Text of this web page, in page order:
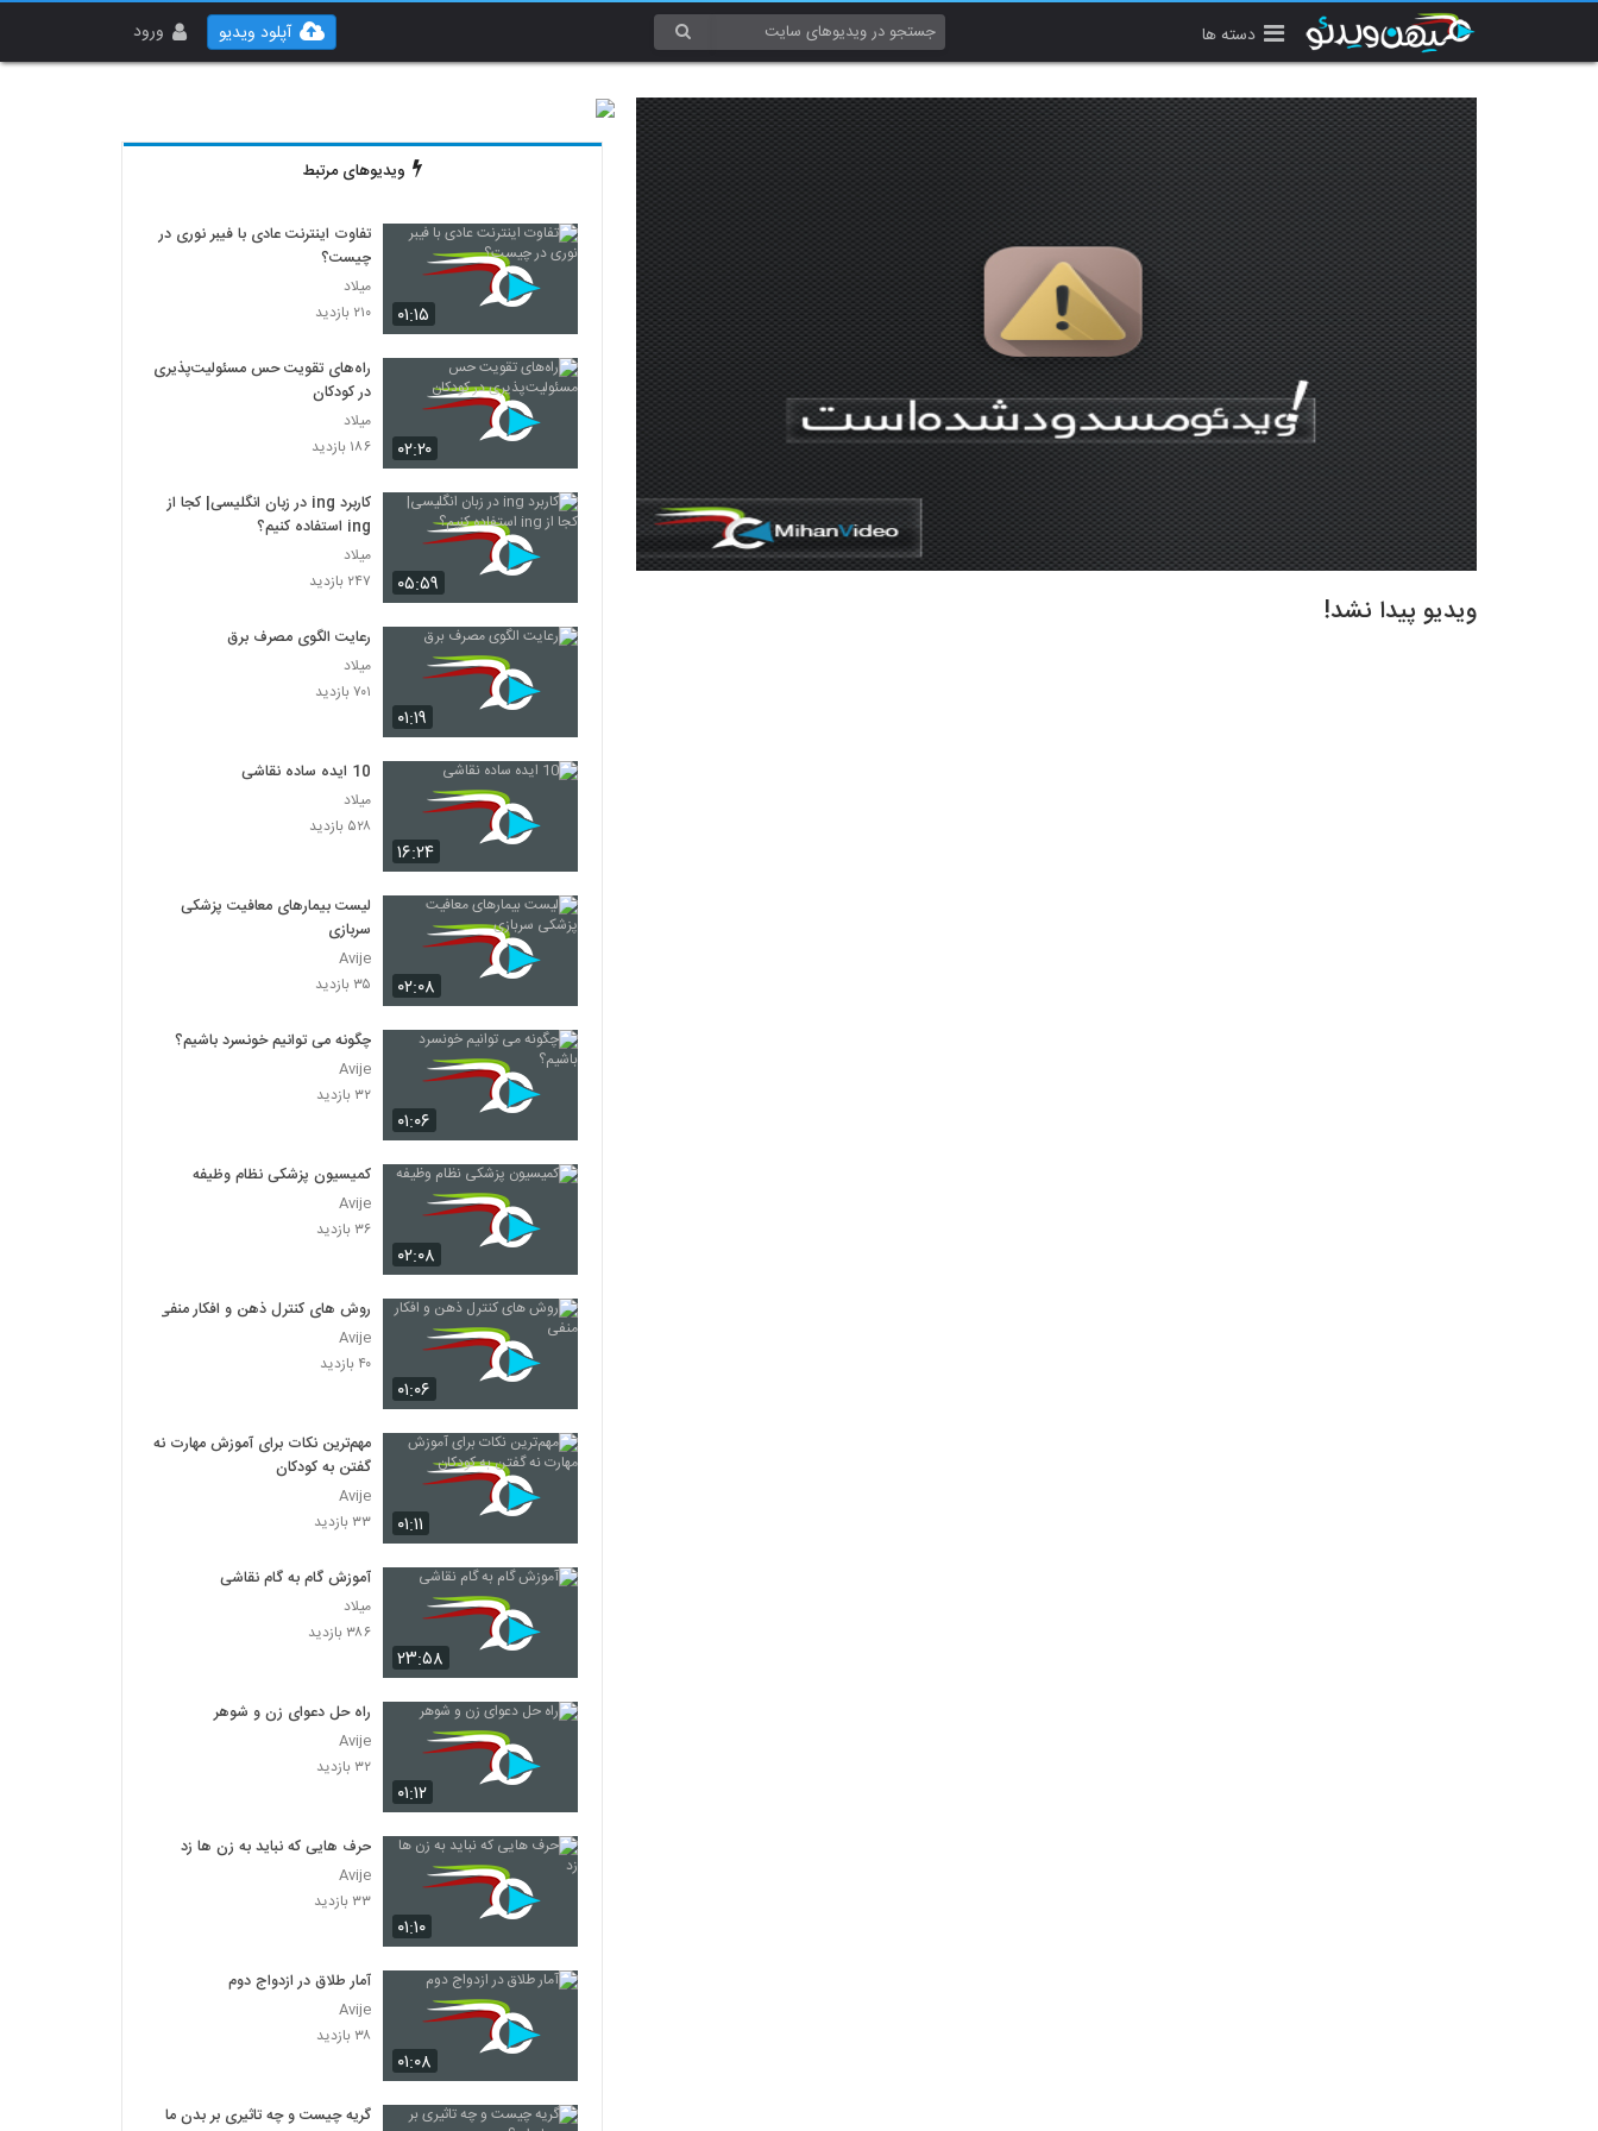
دسته ها ورود آپلود ویدیو
ویدیو پیدا نشد!
ویدیوهای مرتبط
۰۱:۱۵
تفاوت اینترنت عادی با فیبر نوری در
چیست؟
میلاد
۲۱۰ بازدید
۰۲:۲۰
راه‌های تقویت حس مسئولیت‌پذیری
در کودکان
میلاد
۱۸۶ بازدید
۰۵:۵۹
کاربرد ing در زبان انگلیسی| کجا از
ing استفاده کنیم؟
میلاد
۲۴۷ بازدید
۰۱:۱۹
رعایت الگوی مصرف برق
میلاد
۷۰۱ بازدید
۱۶:۲۴
10 ایده ساده نقاشی
میلاد
۵۲۸ بازدید
۰۲:۰۸
لیست بیمارهای معافیت پزشکی
سربازی
Avije
۳۵ بازدید
۰۱:۰۶
چگونه می توانیم خونسرد باشیم؟
Avije
۳۲ بازدید
۰۲:۰۸
کمیسیون پزشکی نظام وظیفه
Avije
۳۶ بازدید
۰۱:۰۶
روش های کنترل ذهن و افکار منفی
Avije
۴۰ بازدید
۰۱:۱۱
مهم‌ترین نکات برای آموزش مهارت نه
گفتن به کودکان
Avije
۳۳ بازدید
۲۳:۵۸
آموزش گام به گام نقاشی
میلاد
۳۸۶ بازدید
۰۱:۱۲
راه حل دعوای زن و شوهر
Avije
۳۲ بازدید
۰۱:۱۰
حرف هایی که نباید به زن ها زد
Avije
۳۳ بازدید
۰۱:۰۸
آمار طلاق در ازدواج دوم
Avije
۳۸ بازدید
گریه چیست و چه تاثیری بر بدن ما